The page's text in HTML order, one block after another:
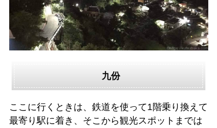
九份
ここに行くときは、鉄道を使って1階乗り換えて
最寄り駅に着き、そこから観光スポットまでは